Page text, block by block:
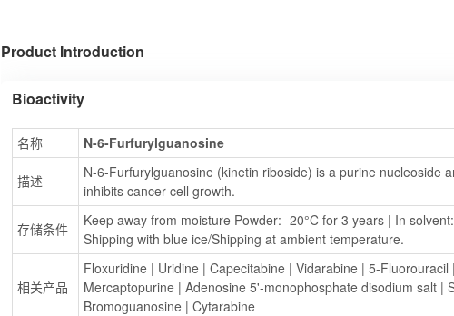
Product Introduction
Bioactivity
名称 N-6-Furfurylguanosine
描述
N-6-Furfurylguanosine (kinetin riboside) is a purine nucleoside
inhibits cancer cell growth.
存储条件
Keep away from moisture Powder: -20°C for 3 years | In
Shipping with blue ice/Shipping at ambient temperature.
相关产品
Floxuridine | Uridine | Capecitabine | Vidarabine | 5-Fluorouracil |
Mercaptopurine | Adenosine 5'-monophosphate disodium salt |
Bromoguanosine | Cytarabine